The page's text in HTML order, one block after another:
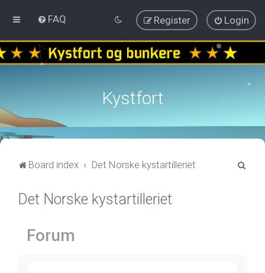
FAQ Login
Register
Kystfort
Board index Det Norske kystartilleriet
Det Norske kystartilleriet
Forum